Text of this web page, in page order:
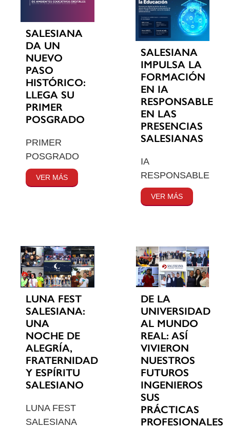
SALESIANA
DA UN
NUEVO
PASO
HISTÓRICO:
LLEGA SU
PRIMER
POSGRADO
PRIMER
POSGRADO
VER MÁS
SALESIANA
IMPULSA LA
FORMACIÓN
EN IA
RESPONSABLE
EN LAS
PRESENCIAS
SALESIANAS
IA
RESPONSABLE
VER MÁS
LUNA FEST
SALESIANA:
UNA
NOCHE DE
ALEGRÍA,
FRATERNIDAD
Y ESPÍRITU
SALESIANO
LUNA FEST
SALESIANA
DE LA
UNIVERSIDAD
AL MUNDO
REAL: ASÍ
VIVIERON
NUESTROS
FUTUROS
INGENIEROS
SUS
PRÁCTICAS
PROFESIONALES